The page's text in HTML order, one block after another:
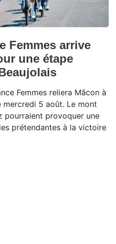
Femmes arrive
une étape
Femmes reliera Mâcon à
mercredi 5 août. Le mont
pourraient provoquer une
prétendantes à la victoire